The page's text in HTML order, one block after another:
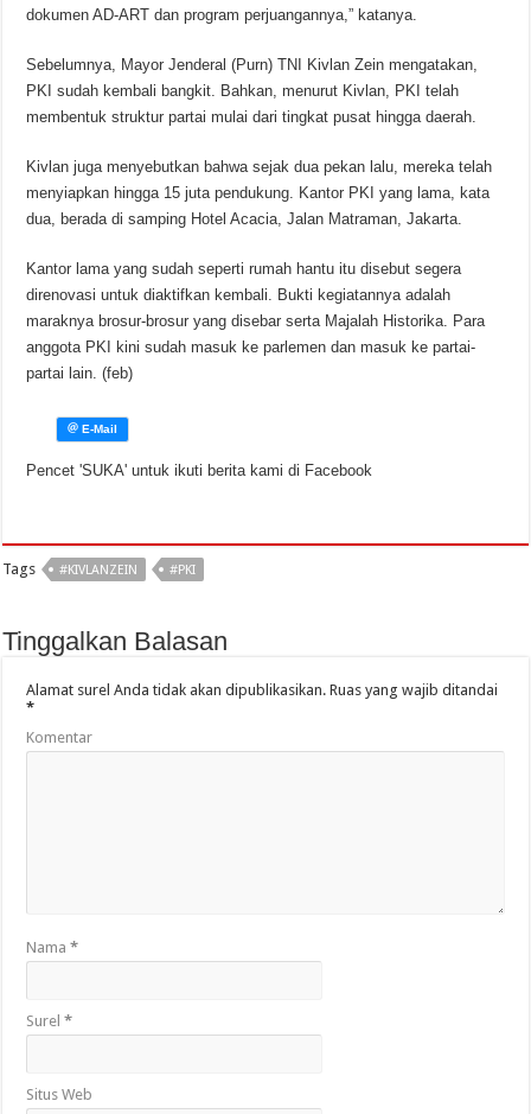
dokumen AD-ART dan program perjuangannya,” katanya.
Sebelumnya, Mayor Jenderal (Purn) TNI Kivlan Zein mengatakan,
PKI sudah kembali bangkit. Bahkan, menurut Kivlan, PKI telah
membentuk struktur partai mulai dari tingkat pusat hingga daerah.
Kivlan juga menyebutkan bahwa sejak dua pekan lalu, mereka telah
menyiapkan hingga 15 juta pendukung. Kantor PKI yang lama, kata
dua, berada di samping Hotel Acacia, Jalan Matraman, Jakarta.
Kantor lama yang sudah seperti rumah hantu itu disebut segera
direnovasi untuk diaktifkan kembali. Bukti kegiatannya adalah
maraknya brosur-brosur yang disebar serta Majalah Historika. Para
anggota PKI kini sudah masuk ke parlemen dan masuk ke partai-
partai lain. (feb)
Pencet 'SUKA' untuk ikuti berita kami di Facebook
Tags #KIVLANZEIN #PKI
Tinggalkan Balasan
Alamat surel Anda tidak akan dipublikasikan. Ruas yang wajib ditandai
*
Komentar
Nama*
Surel*
Situs Web